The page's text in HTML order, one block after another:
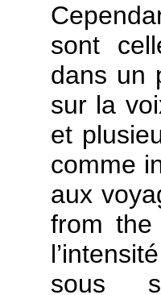
sont
dans un
sur la
et
comme
aux
from the
sous